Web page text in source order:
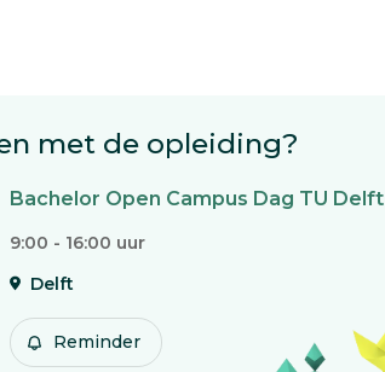
met de opleiding?
Bachelor Open Campus Dag TU Delft
9:00 - 16:00 uur
Delft
Reminder